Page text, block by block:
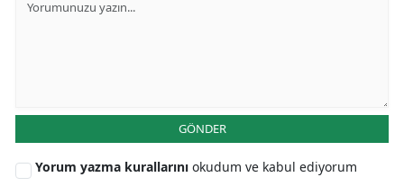
GÖNDER
Yorum yazma kurallarını okudum ve kabul ediyorum